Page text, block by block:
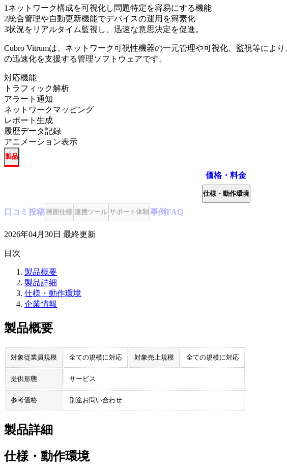
1ネットワーク構成を可視化し問題特定を容易にする機能
2統合管理や自動更新機能でデバイスの運用を簡素化
3状況をリアルタイム監視し、迅速な意思決定を促進。
Cubro Vitrumは、ネットワーク可視性機器の一元管理や可視化、監視等によ
の迅速化を支援する管理ソフトウェアです。
対応機能
トラフィック解析
アラート通知
ネットワークマッピング
レポート生成
履歴データ記録
アニメーション表示
製品
価格・料金
仕様・動作環境
口コミ 投稿画面仕様 連携ツール サポート体制 事例FAQ
2026年04月30日 最終更新
目次
製品概要
製品詳細
仕様・動作環境
企業情報
製品概要
対象従業員規模 全ての規模に対応 対象売上規模 全ての規模に対応
提供形態 サービス
参考価格 別途お問い合わせ
製品詳細
仕様・動作環境